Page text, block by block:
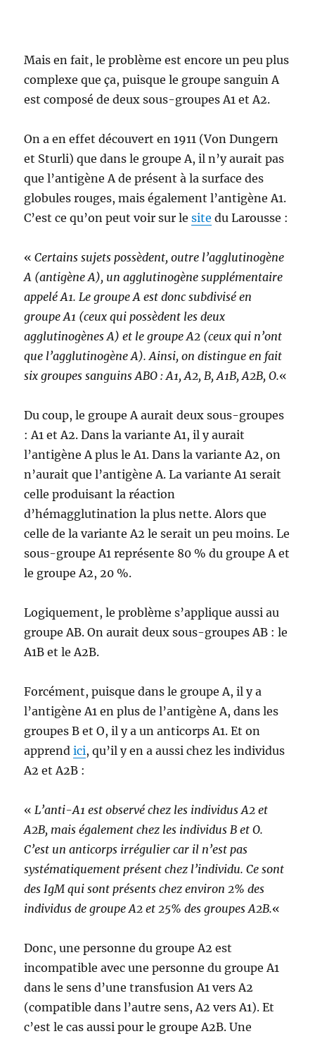
Mais en fait, le problème est encore un peu plus
complexe que ça, puisque le groupe sanguin A
est composé de deux sous-groupes A1 et A2.
On a en effet découvert en 1911 (Von Dungern
et Sturli) que dans le groupe A, il n’y aurait pas
que l’antigène A de présent à la surface des
globules rouges, mais également l’antigène A1.
C’est ce qu’on peut voir sur lesite du Larousse :
«Certains sujets possèdent, outre l’agglutinogène
A (antigène A), un agglutinogène supplémentaire
appelé A1. Le groupe A est donc subdivisé en
groupe A1 (ceux qui possèdent les deux
agglutinogènes A) et le groupe A2 (ceux qui n’ont
que l’agglutinogène A). Ainsi, on distingue en fait
six groupes sanguins ABO : A1, A2, B, A1B, A2B, O.«
Du coup, le groupe A aurait deux sous-groupes
: A1 et A2. Dans la variante A1, il y aurait
l’antigène A plus le A1. Dans la variante A2, on
n’aurait que l’antigène A. La variante A1 serait
celle produisant la réaction
d’hémagglutination la plus nette. Alors que
celle de la variante A2 le serait un peu moins. Le
sous-groupe A1 représente 80 % du groupe A et
le groupe A2, 20 %.
Logiquement, le problème s’applique aussi au
groupe AB. On aurait deux sous-groupes AB : le
A1B et le A2B.
Forcément, puisque dans le groupe A, il y a
l’antigène A1 en plus de l’antigène A, dans les
groupes B et O, il y a un anticorps A1. Et on
apprendici, qu’il y en a aussi chez les individus
A2 et A2B :
« L’anti-A1 est observé chez les individus A2 et
A2B, mais également chez les individus B et O.
C’est un anticorps irrégulier car il n’est pas
systématiquement présent chez l’individu. Ce sont
des IgM qui sont présents chez environ 2% des
individus de groupe A2 et 25% des groupes A2B.«
Donc, une personne du groupe A2 est
incompatible avec une personne du groupe A1
dans le sens d’une transfusion A1 vers A2
(compatible dans l’autre sens, A2 vers A1). Et
c’est le cas aussi pour le groupe A2B. Une